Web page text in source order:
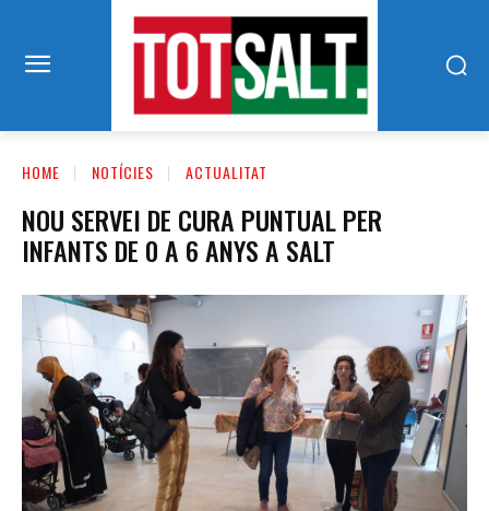
HOME NOTÍCIES ACTUALITAT
NOU SERVEI DE CURA PUNTUAL PER
INFANTS DE 0 A 6 ANYS A SALT